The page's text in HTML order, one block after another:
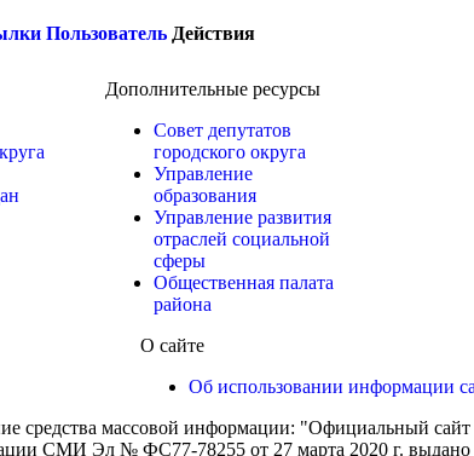
Пользователь Действия
Дополнительные ресурсы
Совет депутатов
городского округа
Управление
образования
Управление развития
отраслей социальной
сферы
Общественная палата
района
О сайте
Об использовании информации
средства массовой информации: "Официальный сайт
СМИ Эл № ФС77-78255 от 27 марта 2020 г. выдано